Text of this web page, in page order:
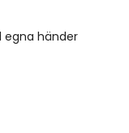
egna händer